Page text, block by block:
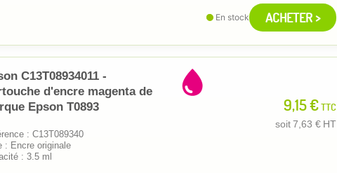
En stock ACHETER >
C13T08934011 -
d'encre magenta de
Epson T0893
: C13T089340
: Encre originale
: 3.5 ml
9,15 €TTC
soit7,63 € HT